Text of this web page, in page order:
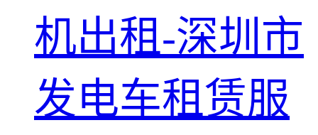
机出租-深圳市
发电车租赁服